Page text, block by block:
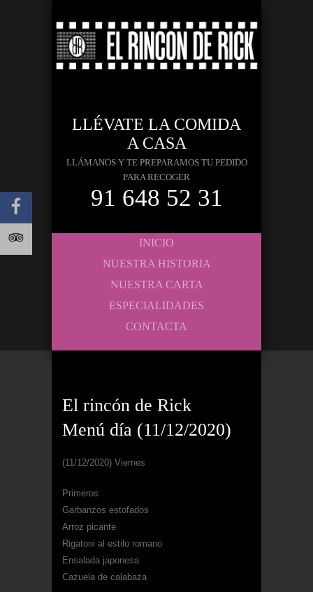
LLÉVATE LA COMIDA
A CASA
LLÁMANOS Y TE PREPARAMOS TU PEDIDO
PARA RECOGER
91 648 52 31
INICIO
NUESTRA HISTORIA
NUESTRA CARTA
ESPECIALIDADES
CONTACTA
El rincón de Rick
Menú día (11/12/2020)
(11/12/2020) Viernes
Primeros
Garbanzos estofados
Arroz picante
Rigatoni al estilo romano
Ensalada japonesa
Cazuela de calabaza